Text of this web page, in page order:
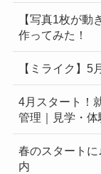
【写真1枚が
作ってみた！
【ミライク】5
4月スタート！
管理｜見学・体
春のスタート
内